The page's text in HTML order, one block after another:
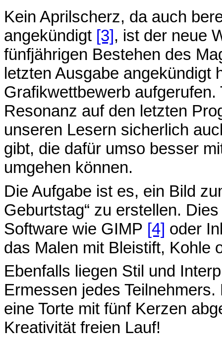
Kein Aprilscherz, da auch
angekündigt [3], ist der neue
fünfjährigen Bestehen des
letzten Ausgabe angekündigt
Grafikwettbewerb
Resonanz auf den letzten
unseren Lesern sicherlich
gibt, die dafür umso besser
umgehen können.
Die Aufgabe ist es, ein Bild
Geburtstag“ zu erstellen.
Software wie GIMP [4] oder
das Malen mit Bleistift, Kohle
Ebenfalls liegen Stil und
Ermessen jedes
eine Torte mit fünf Kerzen
Kreativität freien Lauf!